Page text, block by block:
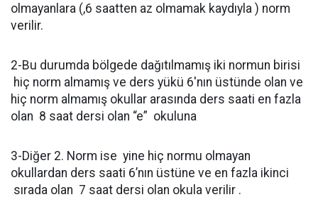
olmayanlara (,6 saatten az olmamak kaydıyla ) norm
verilir.
2-Bu durumda bölgede dağıtılmamış iki normun birisi
hiç norm almamış ve ders yükü 6'nın üstünde olan ve
hiç norm almamış okullar arasında ders saati en fazla
olan 8 saat dersi olan “e” okuluna
3-Diğer 2. Norm ise yine hiç normu olmayan
okullardan ders saati 6’nın üstüne ve en fazla ikinci
sırada olan 7 saat dersi olan okula verilir .